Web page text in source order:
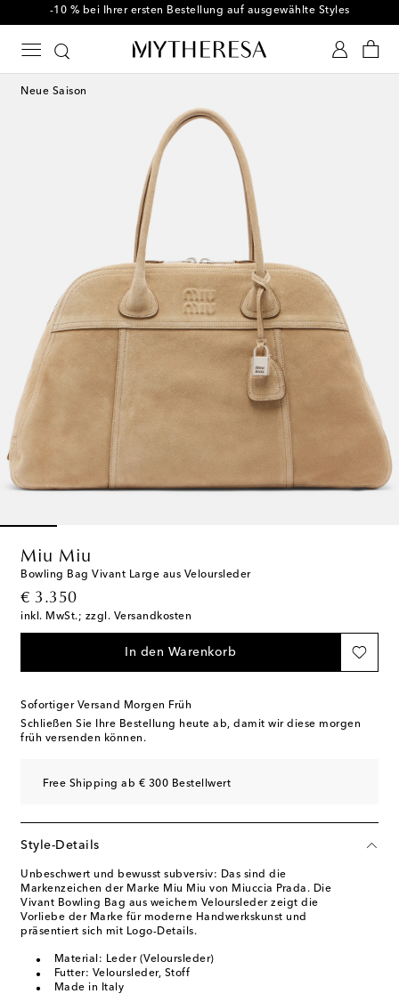
-10 % bei Ihrer ersten Bestellung auf ausgewählte Styles
Neue Saison
Miu Miu
Bowling Bag Vivant Large aus Veloursleder
€ 3.350
original price
inkl. MwSt.; zzgl. Versandkosten
In den Warenkorb
Sofortiger Versand Morgen Früh
Schließen Sie Ihre Bestellung heute ab, damit wir diese morgen
früh versenden können.
Free Shipping ab € 300 Bestellwert
Style-Details
Unbeschwert und bewusst subversiv: Das sind die
Markenzeichen der Marke Miu Miu von Miuccia Prada. Die
Vivant Bowling Bag aus weichem Veloursleder zeigt die
Vorliebe der Marke für moderne Handwerkskunst und
präsentiert sich mit Logo-Details.
Material: Leder (Veloursleder)
Futter: Veloursleder, Stoff
Made in Italy